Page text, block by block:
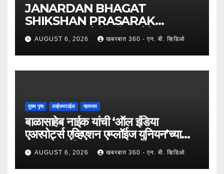
JANARDAN BHAGAT
SHIKSHAN PRASARAK
SANSTHA: जेबीएसपी संस्थेचे मुख्य
प्रशासकीय कार्यालय आणि अत्याधुनिक मूट
कोर्टचे थाटात लोकार्पण !
AUGUST 6, 2026 खबरबात 360 - एन. बी. व्हिडिओ
मुख्य पृष्ठ लाईफस्टाईल व्हायरल
बाळासाहेब नाईक यांची ‘ऑल इंडिया
एअरपोर्ट्स एव्हिएशन एम्प्लॉईज युनियन’च्या
उपाध्यक्षपदी निवड !
AUGUST 6, 2026 खबरबात 360 - एन. बी. व्हिडिओ